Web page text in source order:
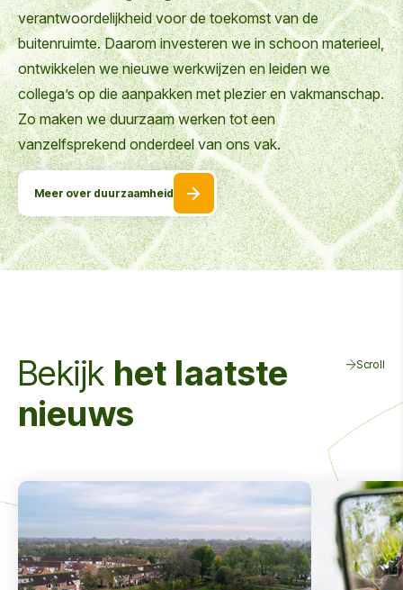
verantwoordelijkheid voor de toekomst van de
buitenruimte. Daarom investeren we in schoon materieel,
ontwikkelen we nieuwe werkwijzen en leiden we
collega’s op die aanpakken met plezier en vakmanschap.
Zo maken we duurzaam werken tot een
vanzelfsprekend onderdeel van ons vak.
Meer over duurzaamheid
Bekijk het laatste
nieuws
Scroll